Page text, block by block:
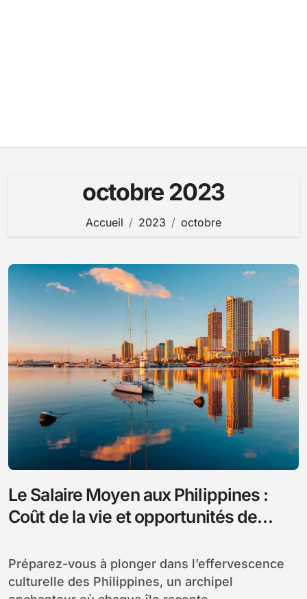
octobre 2023
Accueil 2023 octobre
Le Salaire Moyen aux Philippines :
Coût de la vie et opportunités de
Préparez-vous à plonger dans l’effervescence
culturelle des Philippines, un archipel